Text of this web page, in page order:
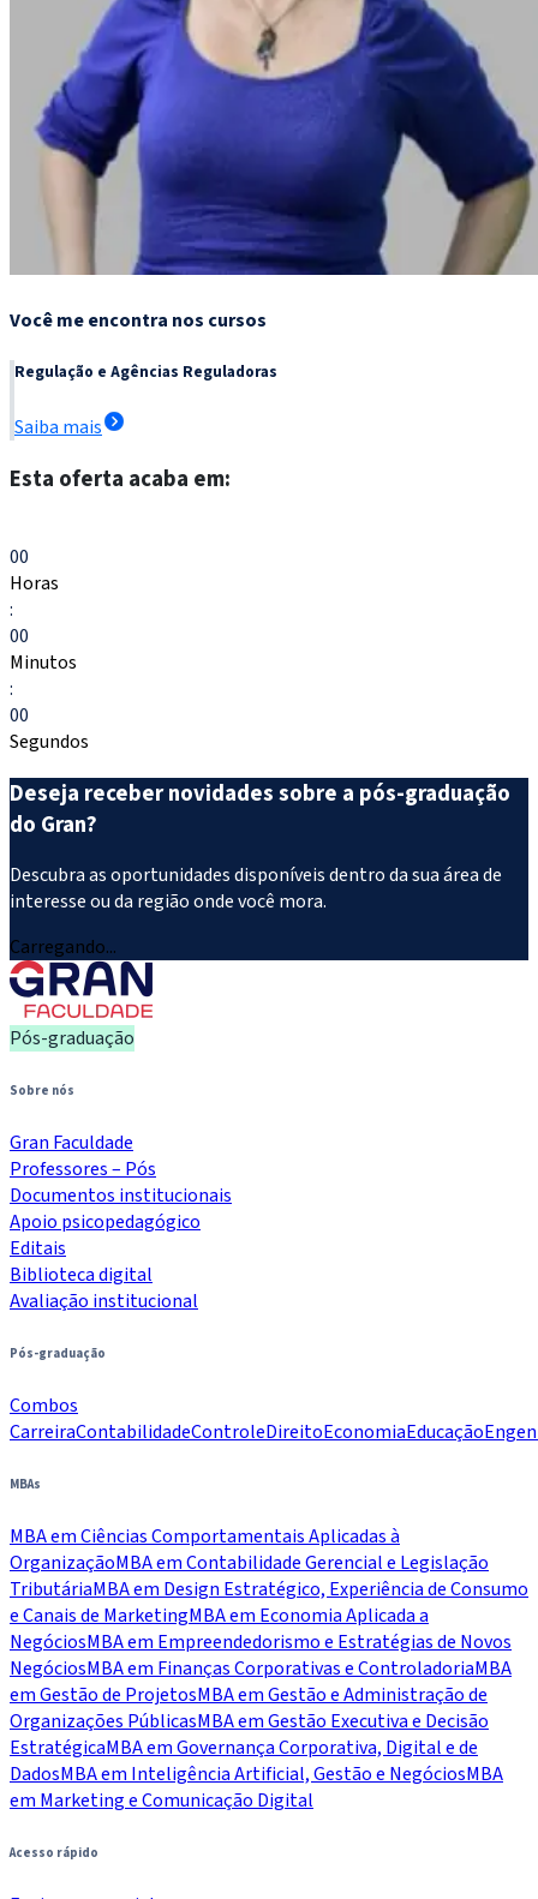
Você me encontra nos cursos
Regulação e Agências Reguladoras
Saiba mais
Esta oferta acaba em:
00
Horas
:
00
Minutos
:
00
Segundos
Deseja receber novidades sobre a pós-graduação
do Gran?
Descubra as oportunidades disponíveis dentro da sua área de
interesse ou da região onde você mora.
Carregando...
Pós-graduação
Sobre nós
Gran Faculdade
Professores – Pós
Documentos institucionais
Apoio psicopedagógico
Editais
Biblioteca digital
Avaliação institucional
Pós-graduação
Combos
CarreiraContabilidadeControleDireitoEconomiaEducação
MBAs
MBA em Ciências Comportamentais Aplicadas à
OrganizaçãoMBA em Contabilidade Gerencial e Legislação
TributáriaMBA em Design Estratégico, Experiência de Consumo
e Canais de MarketingMBA em Economia Aplicada a
NegóciosMBA em Empreendedorismo e Estratégias de Novos
NegóciosMBA em Finanças Corporativas e ControladoriaMBA
em Gestão de ProjetosMBA em Gestão e Administração de
Organizações PúblicasMBA em Gestão Executiva e Decisão
EstratégicaMBA em Governança Corporativa, Digital e de
DadosMBA em Inteligência Artificial, Gestão e NegóciosMBA
em Marketing e Comunicação Digital
Acesso rápido